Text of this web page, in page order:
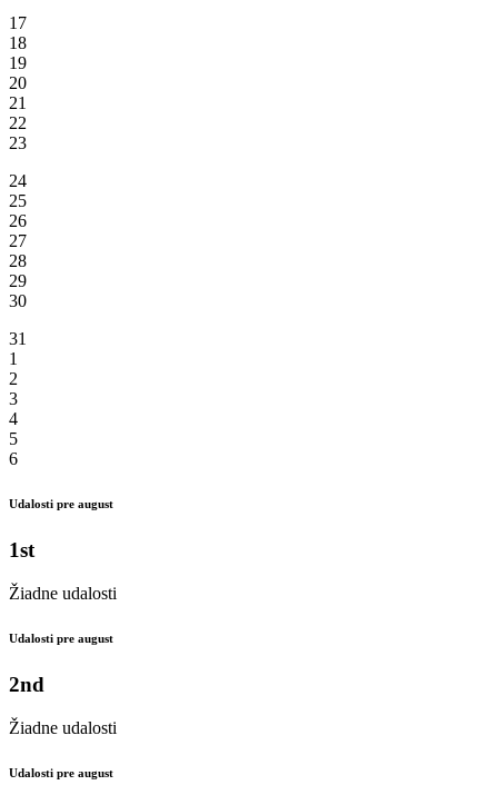
17
18
19
20
21
22
23
24
25
26
27
28
29
30
31
1
2
3
4
5
6
Udalosti pre august
1st
Žiadne udalosti
Udalosti pre august
2nd
Žiadne udalosti
Udalosti pre august